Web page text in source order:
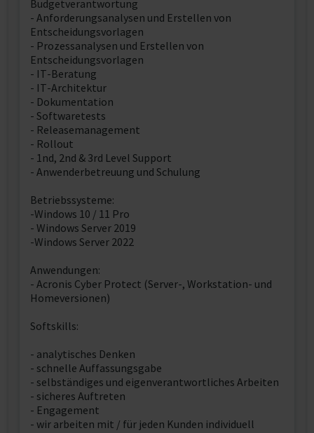
Budgetverantwortung
- Anforderungsanalysen und Erstellen von
Entscheidungsvorlagen
- Prozessanalysen und Erstellen von
Entscheidungsvorlagen
- IT-Beratung
- IT-Architektur
- Dokumentation
- Softwaretests
- Releasemanagement
- Rollout
- 1nd, 2nd & 3rd Level Support
- Anwenderbetreuung und Schulung
Betriebssysteme:
-Windows 10 / 11 Pro
- Windows Server 2019
-Windows Server 2022
Anwendungen:
- Acronis Cyber Protect (Server-, Workstation- und
Homeversionen)
Softskills:
- analytisches Denken
- schnelle Auffassungsgabe
- selbständiges und eigenverantwortliches Arbeiten
- sicheres Auftreten
- Engagement
- wir arbeiten mit / für jeden Kunden individuell